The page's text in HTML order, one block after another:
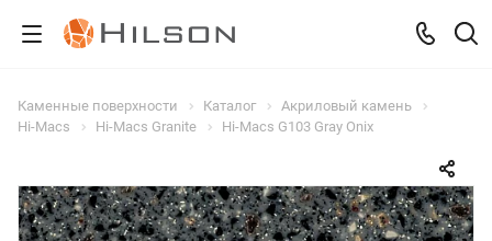
Каменные поверхности Каталог
Акриловый камень
Hi-Macs
Hi-Macs Granite Hi-Macs G103 Gray Onix